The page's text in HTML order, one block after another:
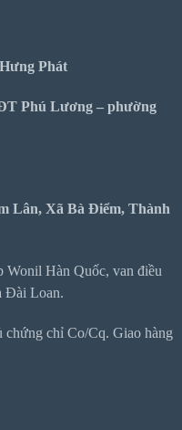
Phát
Phú Lương – phường
Lân, Xã Bà Điểm, Thành
Wonil Hàn Quốc, van điều
Đài Loan.
chứng chỉ Co/Cq. Giao hàng